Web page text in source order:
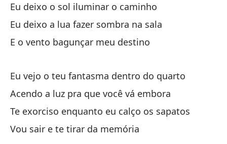
Eu deixo o sol iluminar o caminho
Eu deixo a lua fazer sombra na sala
E o vento bagunçar meu destino
Eu vejo o teu fantasma dentro do quarto
Acendo a luz pra que você vá embora
Te exorciso enquanto eu calço os sapatos
Vou sair e te tirar da memória